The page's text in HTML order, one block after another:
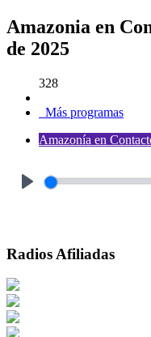
Amazonia en
de 2025
328
Más programas
Amazonía en
Radios Afiliadas